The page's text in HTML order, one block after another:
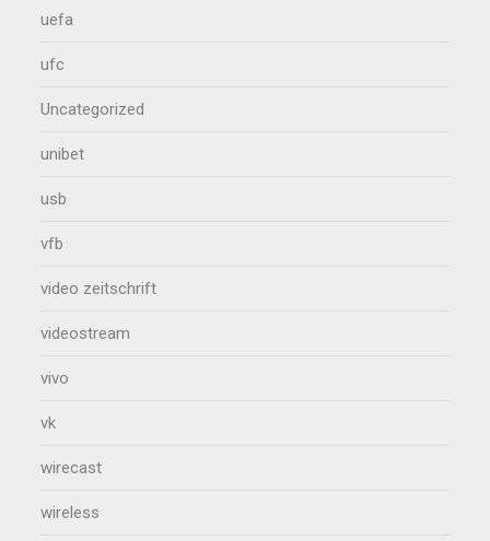
uefa
ufc
Uncategorized
unibet
usb
vfb
video zeitschrift
videostream
vivo
vk
wirecast
wireless